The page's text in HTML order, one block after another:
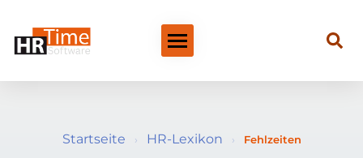
Startseite › HR-Lexikon › Fehlzeiten